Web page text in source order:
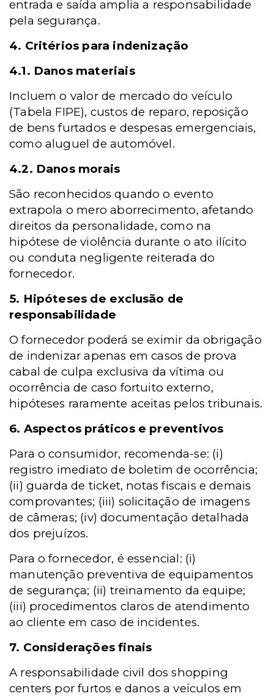
entrada e saída amplia a responsabilidade
pela segurança.
4. Critérios para indenização
4.1. Danos materiais
Incluem o valor de mercado do veículo
(Tabela FIPE), custos de reparo, reposição
de bens furtados e despesas emergenciais,
como aluguel de automóvel.
4.2. Danos morais
São reconhecidos quando o evento
extrapola o mero aborrecimento, afetando
direitos da personalidade, como na
hipótese de violência durante o ato ilícito
ou conduta negligente reiterada do
fornecedor.
5. Hipóteses de exclusão de
responsabilidade
O fornecedor poderá se eximir da obrigação
de indenizar apenas em casos de prova
cabal de culpa exclusiva da vítima ou
ocorrência de caso fortuito externo,
hipóteses raramente aceitas pelos tribunais.
6. Aspectos práticos e preventivos
Para o consumidor, recomenda-se: (i)
registro imediato de boletim de ocorrência;
(ii) guarda de ticket, notas fiscais e demais
comprovantes; (iii) solicitação de imagens
de câmeras; (iv) documentação detalhada
dos prejuízos.
Para o fornecedor, é essencial: (i)
manutenção preventiva de equipamentos
de segurança; (ii) treinamento da equipe;
(iii) procedimentos claros de atendimento
ao cliente em caso de incidentes.
7. Considerações finais
A responsabilidade civil dos shopping
centers por furtos e danos a veículos em